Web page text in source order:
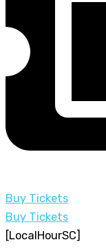
Buy Tickets
Buy Tickets
[LocalHourSC]